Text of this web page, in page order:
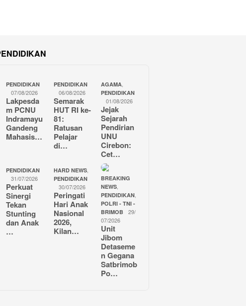
PENDIDIKAN
07/08/2026
Lakpesda
m PCNU
Indramayu
Gandeng
Mahasis…
PENDIDIKAN
06/08/2026
Semarak
HUT RI ke-
81:
Ratusan
Pelajar
di…
AGAMA
PENDIDIKAN
01/08/2026
Jejak
Sejarah
Pendirian
UNU
Cirebon:
Cet…
PENDIDIKAN
31/07/2026
Perkuat
Sinergi
Tekan
Stunting
dan Anak
…
HARD NEWS,
PENDIDIKAN
30/07/2026
Peringati
Hari Anak
Nasional
2026,
Kilan…
BREAKING
NEWS
PENDIDIKAN
POLRI - TNI -
BRIMOB
29/
07/2026
Unit
Jibom
Detaseme
n Gegana
Satbrimob
Po…